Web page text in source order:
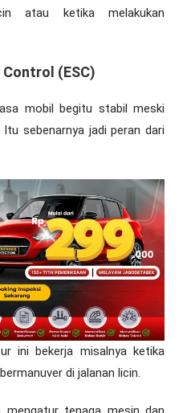
atau ketika melakukan
(ESC)
mobil begitu stabil meski
sebenarnya jadi peran dari
ini bekerja misalnya ketika
di jalanan licin.